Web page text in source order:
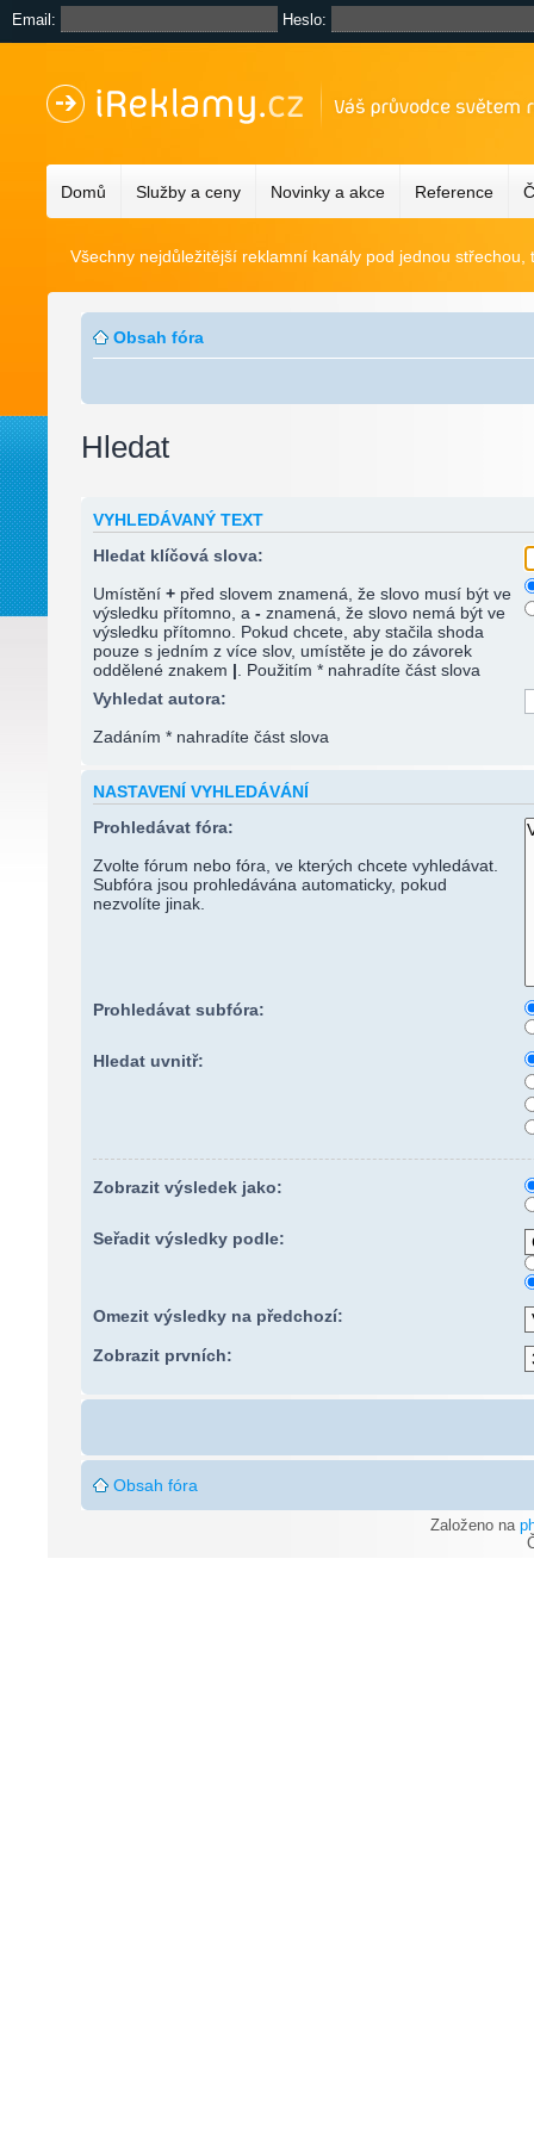
Email: Heslo:
Domů Služby a ceny Novinky a akce Reference
Všechny nejdůležitější reklamní kanály pod jednou střechou,
Obsah fóra
Hledat
VYHLEDÁVANÝ TEXT
Hledat klíčová slova:
Umístění + před slovem znamená, že slovo musí být ve
výsledku přítomno, a - znamená, že slovo nemá být ve
výsledku přítomno. Pokud chcete, aby stačila shoda
pouze s jedním z více slov, umístěte je do závorek
oddělené znakem | . Použitím * nahradíte část slova
Vyhledat autora:
Zadáním * nahradíte část slova
NASTAVENÍ VYHLEDÁVÁNÍ
Prohledávat fóra:
Zvolte fórum nebo fóra, ve kterých chcete vyhledávat.
Subfóra jsou prohledávána automaticky, pokud
nezvolíte jinak.
Prohledávat subfóra:
Hledat uvnitř:
Zobrazit výsledek jako:
Seřadit výsledky podle:
Omezit výsledky na předchozí:
Zobrazit prvních:
Obsah fóra
Založeno na